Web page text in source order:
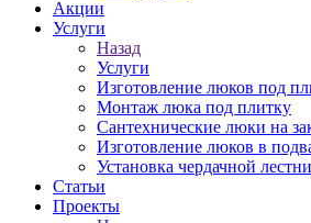
Акции
Услуги
Назад
Услуги
Изготовление люков под
Монтаж люка под плитку
Сантехнические люки на
Изготовление люков в
Установка чердачной
Статьи
Проекты